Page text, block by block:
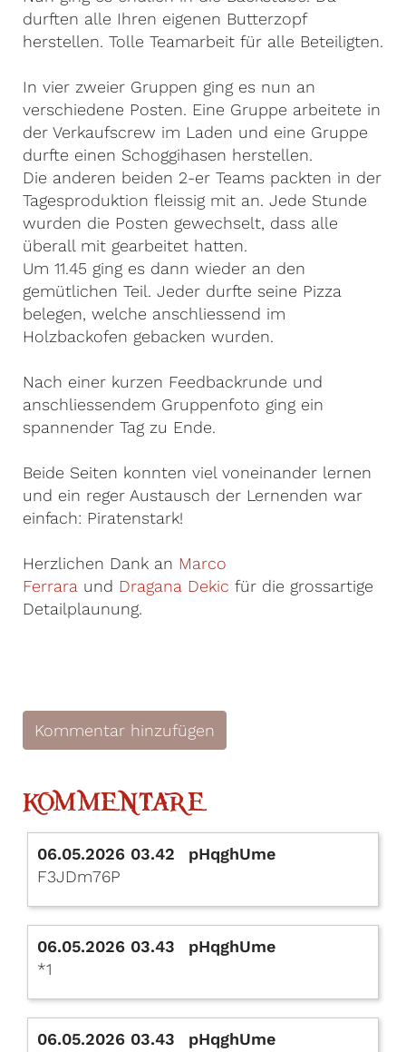
durften alle Ihren eigenen Butterzopf
herstellen. Tolle Teamarbeit für alle Beteiligten.
In vier zweier Gruppen ging es nun an
verschiedene Posten. Eine Gruppe arbeitete in
der Verkaufscrew im Laden und eine Gruppe
durfte einen Schoggihasen herstellen.
Die anderen beiden 2-er Teams packten in der
Tagesproduktion fleissig mit an. Jede Stunde
wurden die Posten gewechselt, dass alle
überall mit gearbeitet hatten.
Um 11.45 ging es dann wieder an den
gemütlichen Teil. Jeder durfte seine Pizza
belegen, welche anschliessend im
Holzbackofen gebacken wurden.
Nach einer kurzen Feedbackrunde und
anschliessendem Gruppenfoto ging ein
spannender Tag zu Ende.
Beide Seiten konnten viel voneinander lernen
und ein reger Austausch der Lernenden war
einfach: Piratenstark!
Herzlichen Dank an Marco
Ferrara und Dragana Dekic für die grossartige
Detailplaunung.
Kommentar hinzufügen
KOMMENTARE
06.05.2026 03.42
pHqghUme
F3JDm76P
06.05.2026 03.43
pHqghUme
*1
06.05.2026 03.43
pHqghUme